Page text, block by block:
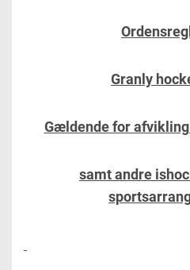
Granly
Gældende for
samt andre